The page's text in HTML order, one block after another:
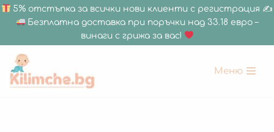
5% отстъпка за всички нови клиенти с регистрация ✍
Безплатна доставка при поръчки над 33.18 евро –
винаги с грижа за вас!
Продължете
Меню